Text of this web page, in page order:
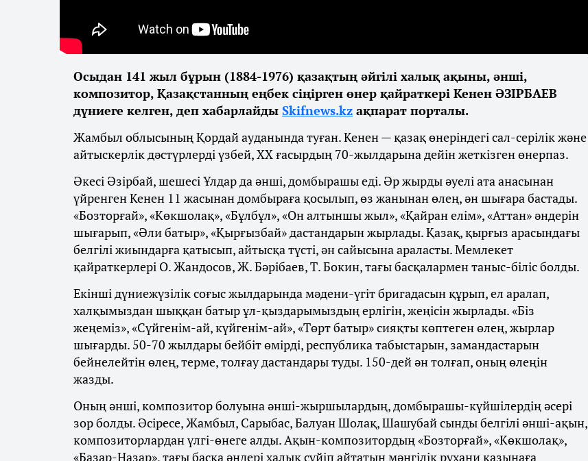
Осыдан 141 жыл бұрын (1884-1976) қазақтың әйгілі халық ақыны, әнші,
композитор, Қазақстанның еңбек сіңірген өнер қайраткері Кенен ӘЗІРБАЕВ
дүниеге келген, деп хабарлайды Skifnews.kz ақпарат порталы.
Жамбыл облысының Қордай ауданында туған. Кенен — қазақ өнеріндегі сал-серілік және
айтыскерлік дәстүрлерді үзбей, ХХ ғасырдың 70-жылдарына дейін жеткізген өнерпаз.
Әкесі Әзірбай, шешесі Ұлдар да әнші, домбырашы еді. Әр жырды әуелі ата анасынан
үйренген Кенен 11 жасынан домбыраға қосылып, өз жанынан өлең, ән шығара бастады.
«Бозторғай», «Көкшолақ», «Бұлбұл», «Он алтыншы жыл», «Қайран елім», «Аттан» әндерін
шығарып, «Әли батыр», «Қырғызбай» дастандарын жырлады. Қазақ, қырғыз арасындағы
белгілі жиындарға қатысып, айтысқа түсті, ән сайысына араласты. Мемлекет
қайраткерлері О. Жандосов, Ж. Бәрібаев, Т. Бокин, тағы басқалармен таныс-біліс болды.
Екінші дүниежүзілік соғыс жылдарында мәдени-үгіт бригадасын құрып, ел аралап,
халқымыздан шыққан батыр ұл-қыздарымыздың ерлігін, жеңісін жырлады. «Біз
жеңеміз», «Сүйгенім-ай, күйгенім-ай», «Төрт батыр» сияқты көптеген өлең, жырлар
шығарды. 50-70 жылдары бейбіт өмірді, республика табыстарын, замандастарын
бейнелейтін өлең, терме, толғау дастандары туды. 150-дей ән толғап, оның өлеңін
жазды.
Оның әнші, композитор болуына әнші-жыршылардың, домбырашы-күйшілердің әсері
зор болды. Әсіресе, Жамбыл, Сарыбас, Балуан Шолақ, Шашубай сынды белгілі әнші-ақын,
композиторлардан үлгі-өнеге алды. Ақын-композитордың «Бозторғай», «Көкшолақ»,
«Базар-Назар», тағы басқа әндері халық сүйіп айтатын мәңгілік рухани қазынаға